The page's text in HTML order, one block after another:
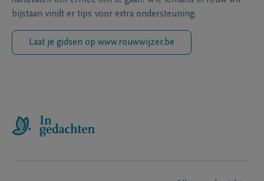
bijstaan vindt er tips voor extra ondersteuning.
Laat je gidsen op www.rouwwijzer.be